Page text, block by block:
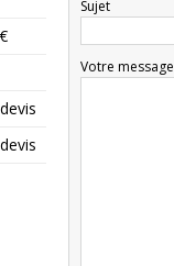
Sujet
Votre message